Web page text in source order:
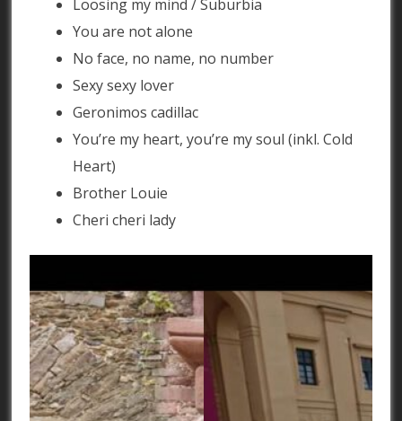
Loosing my mind / Suburbia
You are not alone
No face, no name, no number
Sexy sexy lover
Geronimos cadillac
You’re my heart, you’re my soul (inkl. Cold
Heart)
Brother Louie
Cheri cheri lady